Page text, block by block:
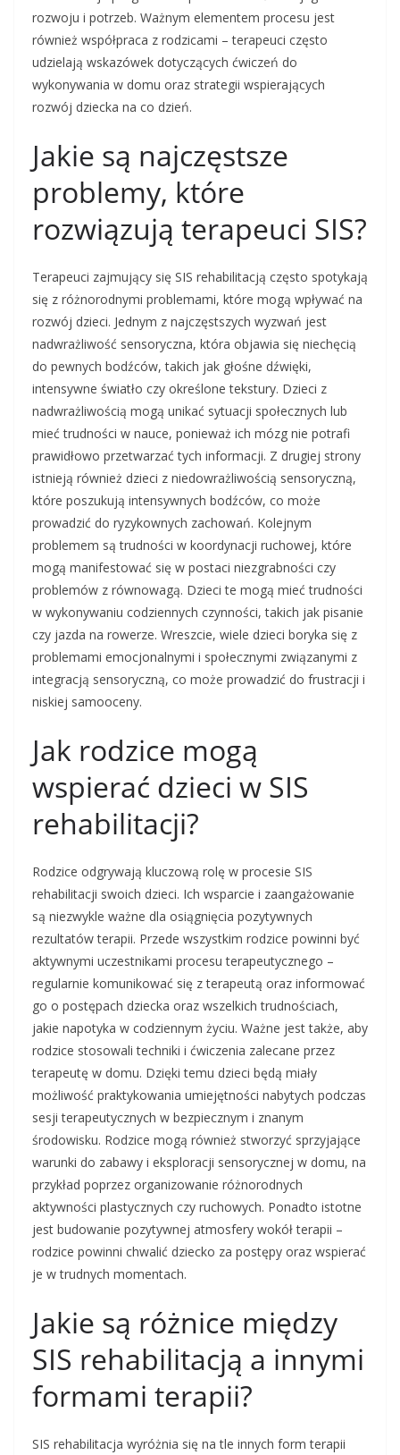
rozwoju i potrzeb. Ważnym elementem procesu jest
również współpraca z rodzicami – terapeuci często
udzielają wskazówek dotyczących ćwiczeń do
wykonywania w domu oraz strategii wspierających
rozwój dziecka na co dzień.
Jakie są najczęstsze
problemy, które
rozwiązują terapeuci SIS?
Terapeuci zajmujący się SIS rehabilitacją często spotykają
się z różnorodnymi problemami, które mogą wpływać na
rozwój dzieci. Jednym z najczęstszych wyzwań jest
nadwrażliwość sensoryczna, która objawia się niechęcią
do pewnych bodźców, takich jak głośne dźwięki,
intensywne światło czy określone tekstury. Dzieci z
nadwrażliwością mogą unikać sytuacji społecznych lub
mieć trudności w nauce, ponieważ ich mózg nie potrafi
prawidłowo przetwarzać tych informacji. Z drugiej strony
istnieją również dzieci z niedowrażliwością sensoryczną,
które poszukują intensywnych bodźców, co może
prowadzić do ryzykownych zachowań. Kolejnym
problemem są trudności w koordynacji ruchowej, które
mogą manifestować się w postaci niezgrabności czy
problemów z równowagą. Dzieci te mogą mieć trudności
w wykonywaniu codziennych czynności, takich jak pisanie
czy jazda na rowerze. Wreszcie, wiele dzieci boryka się z
problemami emocjonalnymi i społecznymi związanymi z
integracją sensoryczną, co może prowadzić do frustracji i
niskiej samooceny.
Jak rodzice mogą
wspierać dzieci w SIS
rehabilitacji?
Rodzice odgrywają kluczową rolę w procesie SIS
rehabilitacji swoich dzieci. Ich wsparcie i zaangażowanie
są niezwykle ważne dla osiągnięcia pozytywnych
rezultatów terapii. Przede wszystkim rodzice powinni być
aktywnymi uczestnikami procesu terapeutycznego –
regularnie komunikować się z terapeutą oraz informować
go o postępach dziecka oraz wszelkich trudnościach,
jakie napotyka w codziennym życiu. Ważne jest także, aby
rodzice stosowali techniki i ćwiczenia zalecane przez
terapeutę w domu. Dzięki temu dzieci będą miały
możliwość praktykowania umiejętności nabytych podczas
sesji terapeutycznych w bezpiecznym i znanym
środowisku. Rodzice mogą również stworzyć sprzyjające
warunki do zabawy i eksploracji sensorycznej w domu, na
przykład poprzez organizowanie różnorodnych
aktywności plastycznych czy ruchowych. Ponadto istotne
jest budowanie pozytywnej atmosfery wokół terapii –
rodzice powinni chwalić dziecko za postępy oraz wspierać
je w trudnych momentach.
Jakie są różnice między
SIS rehabilitacją a innymi
formami terapii?
SIS rehabilitacja wyróżnia się na tle innych form terapii